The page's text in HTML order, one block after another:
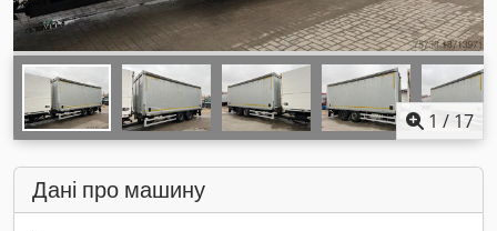
1 / 17
Дані про машину